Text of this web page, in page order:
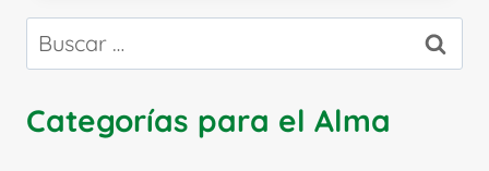
Buscar:
Categorías para el Alma